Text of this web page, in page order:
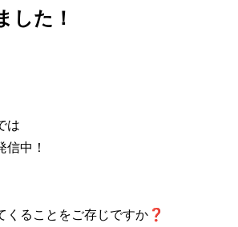
した！
は
中！
くることをご存じですか❓